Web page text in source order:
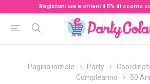
Registrati ora e ottieni il 5% di sconto
Pagina iniziale Party Coordinati
Compleanno
50